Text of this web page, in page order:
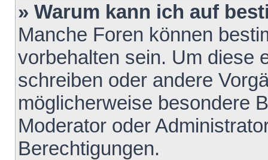
» Warum kann ich auf
Manche Foren können
vorbehalten sein. Um diese
schreiben oder andere
möglicherweise besondere
Moderator oder
Berechtigungen.